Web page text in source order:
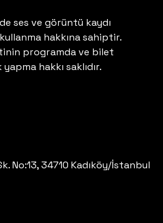
ses ve görüntü kaydı
hakkına sahiptir.
programda ve bilet
hakkı saklıdır.
No:13, 34710 Kadıköy/İstanbul